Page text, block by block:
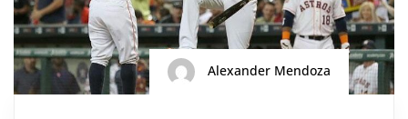
Alexander Mendoza